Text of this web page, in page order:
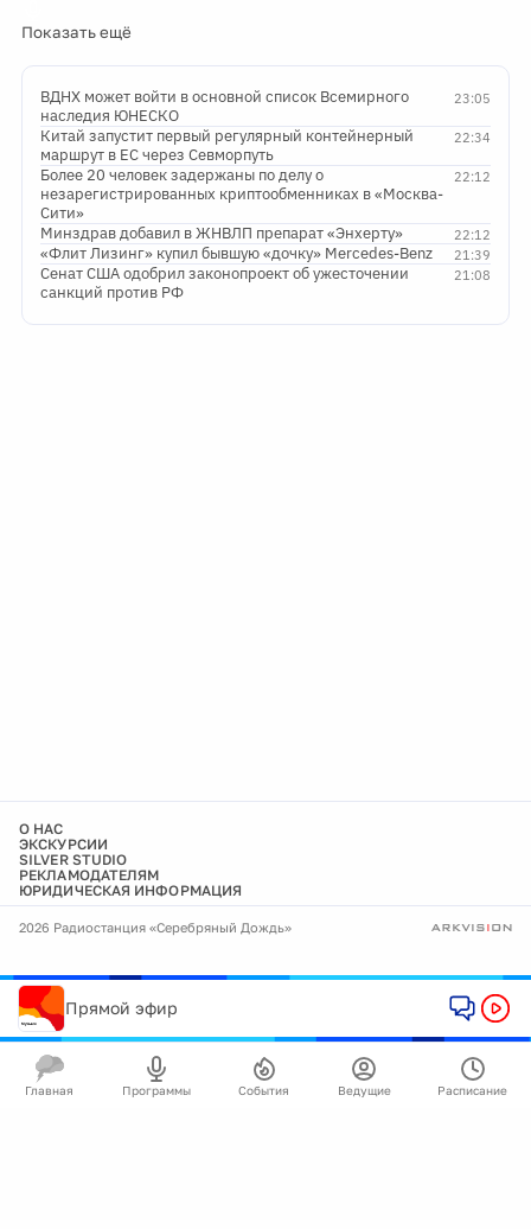
Показать ещё
23:05
ВДНХ может войти в основной список Всемирного
наследия ЮНЕСКО
22:34
Китай запустит первый регулярный контейнерный
маршрут в ЕС через Севморпуть
22:12
Более 20 человек задержаны по делу о
незарегистрированных криптообменниках в «Москва-
Сити»
22:12
Минздрав добавил в ЖНВЛП препарат «Энхерту»
21:39
«Флит Лизинг» купил бывшую «дочку» Mercedes-Benz
21:08
Сенат США одобрил законопроект об ужесточении
санкций против РФ
О НАС
ЭКСКУРСИИ
SILVER STUDIO
РЕКЛАМОДАТЕЛЯМ
ЮРИДИЧЕСКАЯ ИНФОРМАЦИЯ
2026 Радиостанция «Серебряный Дождь»
Прямой эфир
Главная Программы События Ведущие Расписание